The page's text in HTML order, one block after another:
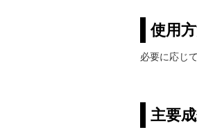
使用
必要に応じ
主要